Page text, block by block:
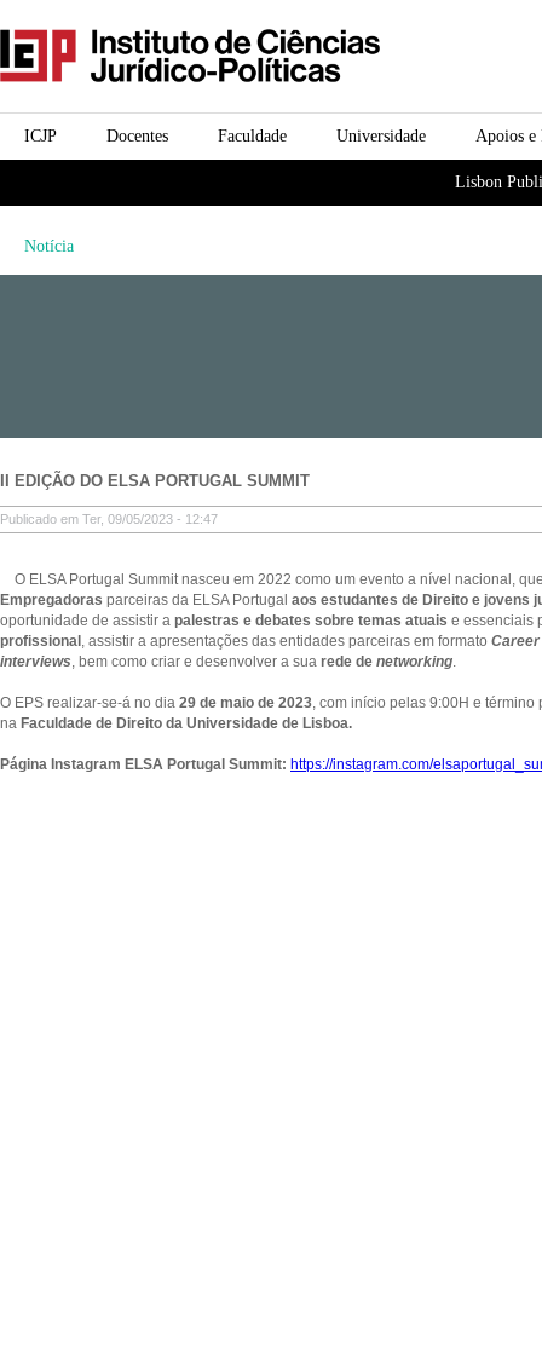
principal
icjp
menu-institucional Apoios e
Universidade
Faculdade
Docentes
ICJP
Lisbon
Notícia
II EDIÇÃO DO ELSA PORTUGAL SUMMIT
Publicado em Ter, 09/05/2023 - 12:47
O ELSA Portugal Summit nasceu em 2022 como um evento a nível nacional,
Empregadoras parceiras da ELSA Portugal aos estudantes de Direito e jovens
oportunidade de assistir a palestras e debates sobre temas atuais e essenciais
profissional , assistir a apresentações das entidades parceiras em formato Career
interviews , bem como criar e desenvolver a sua rede de networking
O EPS realizar-se-á no dia 29 de maio de 2023 , com início pelas 9:00H e
na Faculdade de Direito da Universidade de Lisboa.
Página Instagram ELSA Portugal Summit: https://instagram.com/